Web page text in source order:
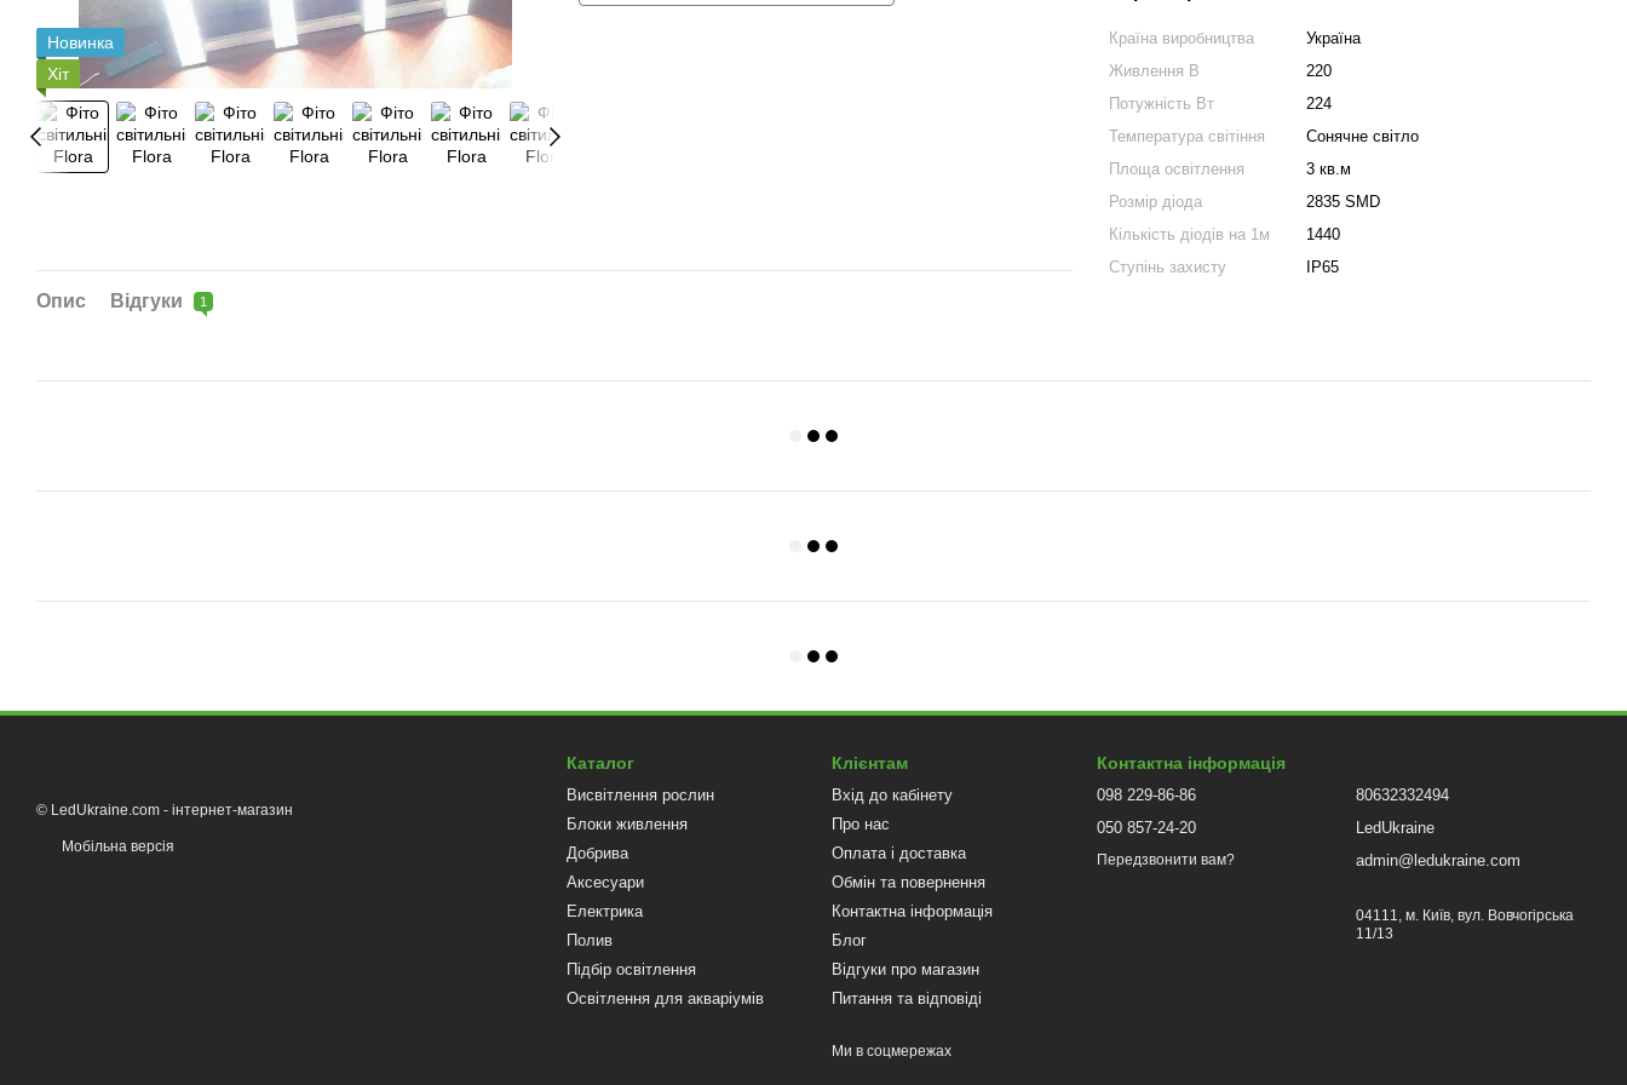
Новинка
Хіт
Країна виробництва
Україна
Живлення В
220
Потужність Вт
224
Температура світіння
Сонячне світло
Площа освітлення
3 кв.м
Розмір діода
2835 SMD
Кількість діодів на 1м
1440
Ступінь захисту
IP65
Опис Відгуки 1
© LedUkraine.com - інтернет-магазин
Мобільна версія
Каталог
Висвітлення рослин
Блоки живлення
Добрива
Аксесуари
Електрика
Полив
Підбір освітлення
Освітлення для акваріумів
Клієнтам
Вхід до кабінету
Про нас
Оплата і доставка
Обмін та повернення
Контактна інформація
Блог
Відгуки про магазин
Питання та відповіді
Ми в соцмережах
Контактна інформація
098 229-86-86
050 857-24-20
Передзвонити вам?
80632332494
LedUkraine
admin@ledukraine.com
04111, м. Київ, вул. Вовчогірська
11/13